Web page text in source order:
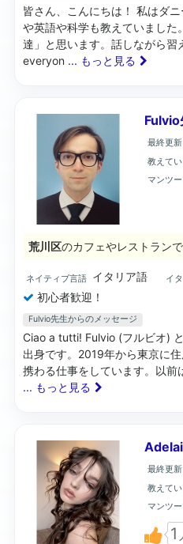
皆さん、こんにちは！ 私はダ
や英語や科学も教えていました
達」と思います。話しながら習
everyon ... もっと見る
Fulvio
最終更新
教えて
マンツ
荒川区のカフェやレストランで
ネイティブ言語 イタリア語 イ
初心者歓迎！
Fulvio先生からのメッセージ
Ciao a tutti! Fulvio (フルビオ)
出身です。2019年から東京に
携わる仕事をしています。以前
... もっと見る
最終更新
教えて
マンツ
1